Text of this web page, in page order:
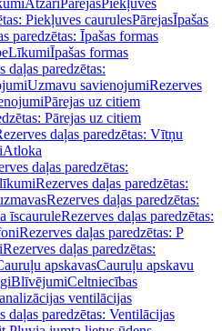
Atzari PārejasPiekļuves
Piekļuves caurulesPārejasĪpašas
paredzētas: Īpašas formas
LīkumiĪpašas formas
daļas paredzētas:
Uzmavu savienojumiRezerves
Pārejas uz citiem
Pārejas uz citiem
daļas paredzētas: Vītņu
Atloka
daļas paredzētas:
Rezerves daļas paredzētas:
Rezerves daļas paredzētas:
īscauruleRezerves daļas paredzētas:
Rezerves daļas paredzētas: P
Rezerves daļas paredzētas:
apskavasCauruļu apskavu
BlīvējumiCeltniecības
ventilācijas
daļas paredzētas: Ventilācijas